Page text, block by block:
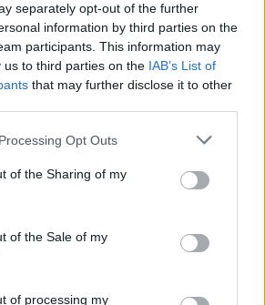
separately opt-out of the further
information by third parties on the
participants. This information may
us to third parties on the IAB’s List of
that may further disclose it to other
website/app uses one or more Google
or usage behaviour. You may click to
to Google and its third-party tags to
specified purposes in below Google
Opt Outs
of the Sharing of my
of the Sale of my
of processing my